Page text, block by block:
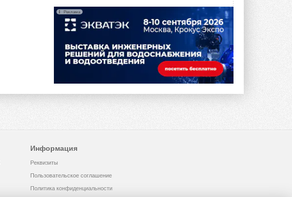
Реклама
Информация
Реквизиты
Пользовательское соглашение
Политика конфиденциальности